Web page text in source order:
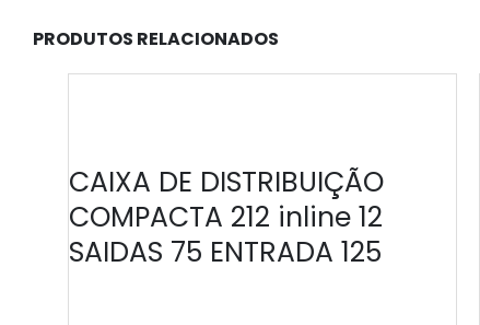
PRODUTOS RELACIONADOS
CAIXA DE DISTRIBUIÇÃO
COMPACTA 212 inline 12
SAIDAS 75 ENTRADA 125